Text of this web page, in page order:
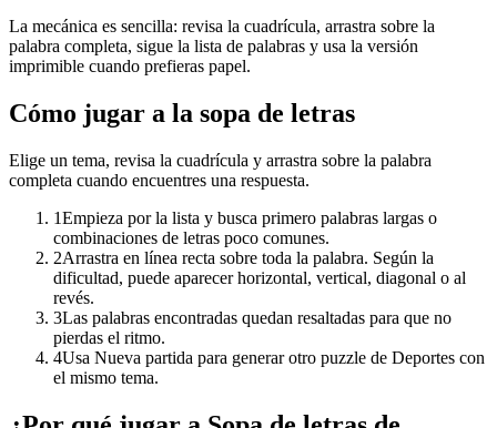
La mecánica es sencilla: revisa la cuadrícula, arrastra sobre la
palabra completa, sigue la lista de palabras y usa la versión
imprimible cuando prefieras papel.
Cómo jugar a la sopa de letras
Elige un tema, revisa la cuadrícula y arrastra sobre la palabra
completa cuando encuentres una respuesta.
1Empieza por la lista y busca primero palabras largas o
combinaciones de letras poco comunes.
2Arrastra en línea recta sobre toda la palabra. Según la
dificultad, puede aparecer horizontal, vertical, diagonal o al
revés.
3Las palabras encontradas quedan resaltadas para que no
pierdas el ritmo.
4Usa Nueva partida para generar otro puzzle de Deportes con
el mismo tema.